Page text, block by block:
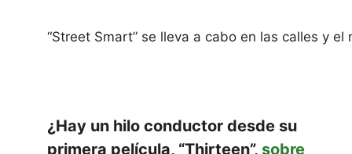
“Street Smart” se lleva a cabo en las calles y
¿Hay un hilo conductor desde su
primera película, “Thirteen”, sobre